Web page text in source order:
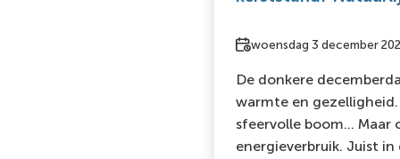
Datum
woensdag 3 december
De donkere
warmte en
sfeervolle boom… Maar
energieverbruik. Juist